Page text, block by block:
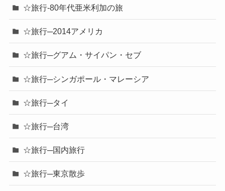
☆旅行-80年代亜米利加の旅
☆旅行─2014アメリカ
☆旅行─グアム・サイパン・セブ
☆旅行─シンガポール・マレーシア
☆旅行─タイ
☆旅行─台湾
☆旅行─国内旅行
☆旅行─東京散歩